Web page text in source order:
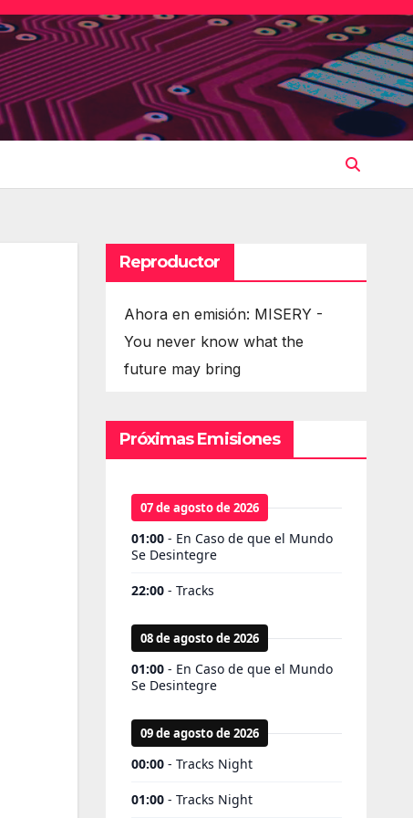
Reproductor
Ahora en emisión: MISERY -
You never know what the
future may bring
Próximas Emisiones